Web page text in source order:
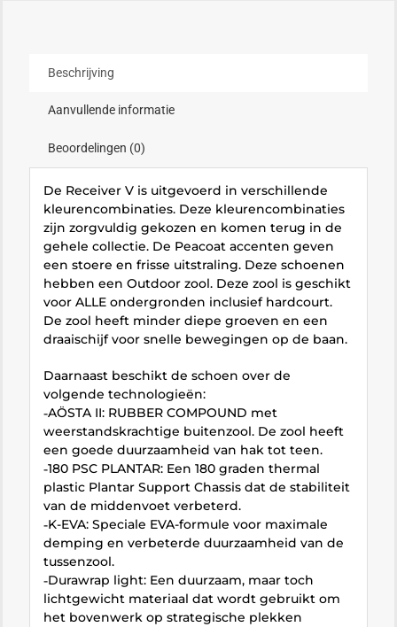
Beschrijving
Aanvullende informatie
Beoordelingen (0)
De Receiver V is uitgevoerd in verschillende
kleurencombinaties. Deze kleurencombinaties
zijn zorgvuldig gekozen en komen terug in de
gehele collectie. De Peacoat accenten geven
een stoere en frisse uitstraling. Deze schoenen
hebben een Outdoor zool. Deze zool is geschikt
voor ALLE ondergronden inclusief hardcourt.
De zool heeft minder diepe groeven en een
draaischijf voor snelle bewegingen op de baan.
Daarnaast beschikt de schoen over de
volgende technologieën:
˗AÖSTA II: RUBBER COMPOUND met
weerstandskrachtige buitenzool. De zool heeft
een goede duurzaamheid van hak tot teen.
˗180 PSC PLANTAR: Een 180 graden thermal
plastic Plantar Support Chassis dat de stabiliteit
van de middenvoet verbeterd.
˗K-EVA: Speciale EVA-formule voor maximale
demping en verbeterde duurzaamheid van de
tussenzool.
˗Durawrap light: Een duurzaam, maar toch
lichtgewicht materiaal dat wordt gebruikt om
het bovenwerk op strategische plekken